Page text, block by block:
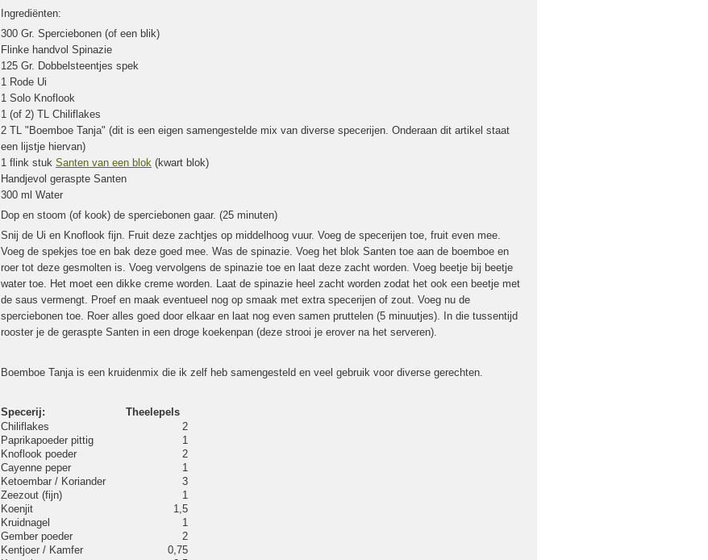
Ingrediënten:
300 Gr. Sperciebonen (of een blik)
Flinke handvol Spinazie
125 Gr. Dobbelsteentjes spek
1 Rode Ui
1 Solo Knoflook
1 (of 2) TL Chiliflakes
2 TL "Boemboe Tanja" (dit is een eigen samengestelde mix van diverse specerijen. Onderaan dit artikel staat
een lijstje hiervan)
1 flink stuk Santen van een blok (kwart blok)
Handjevol geraspte Santen
300 ml Water
Dop en stoom (of kook) de sperciebonen gaar. (25 minuten)
Snij de Ui en Knoflook fijn. Fruit deze zachtjes op middelhoog vuur. Voeg de specerijen toe, fruit even mee.
Voeg de spekjes toe en bak deze goed mee. Was de spinazie. Voeg het blok Santen toe aan de boemboe en
roer tot deze gesmolten is. Voeg vervolgens de spinazie toe en laat deze zacht worden. Voeg beetje bij beetje
water toe. Het moet een dikke creme worden. Laat de spinazie heel zacht worden zodat het ook een beetje met
de saus vermengt. Proef en maak eventueel nog op smaak met extra specerijen of zout. Voeg nu de
sperciebonen toe. Roer alles goed door elkaar en laat nog even samen pruttelen (5 minuutjes). In die tussentijd
rooster je de geraspte Santen in een droge koekenpan (deze strooi je erover na het serveren).
Boemboe Tanja is een kruidenmix die ik zelf heb samengesteld en veel gebruik voor diverse gerechten.
Specerij:
Theelepels
Chiliflakes
2
Paprikapoeder pittig
1
Knoflook poeder
2
Cayenne peper
1
Ketoembar / Koriander
3
Zeezout (fijn)
1
Koenjit
1,5
Kruidnagel
1
Gember poeder
2
Kentjoer / Kamfer
0,75